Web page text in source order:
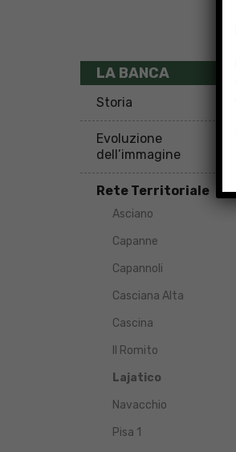
LA BANCA
Storia
Evoluzione
dell’immagine
Rete Territoriale
Asciano
Capanne
Capannoli
Casciana Alta
Cascina
Il Romito
Lajatico
Navacchio
Pisa 1